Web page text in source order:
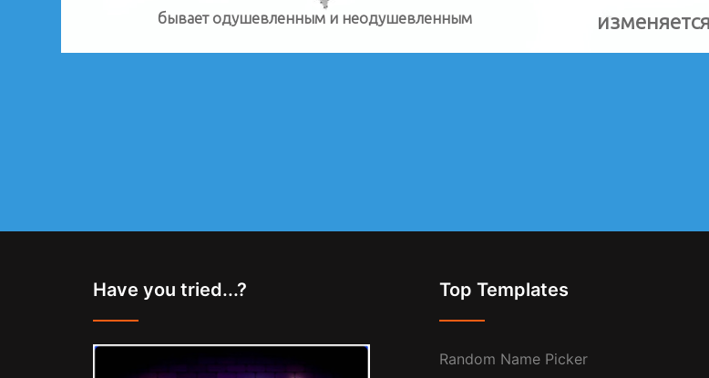
бывает одушевленным и неодушевленным
Have you tried...? Top Templates
Random Name Picker